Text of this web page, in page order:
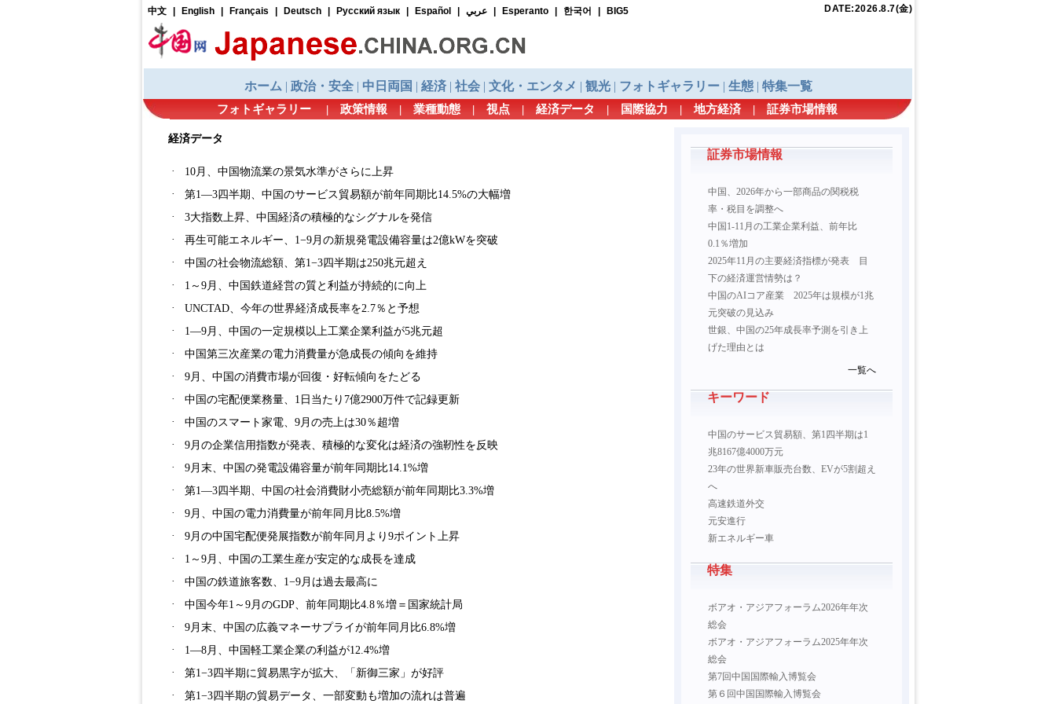
フォトギャラリー | 政策情報 | 業種動態 | 視点 | 経済データ | 国際協力 |地方経済| 証券市場情報
経済データ
·
10月、中国物流業の景気水準がさらに上昇
·
第1―3四半期、中国のサービス貿易額が前年同期比14.5%の大幅増
·
3大指数上昇、中国経済の積極的なシグナルを発信
·
再生可能エネルギー、1−9月の新規発電設備容量は2億kWを突破
·
中国の社会物流総額、第1−3四半期は250兆元超え
·
1～9月、中国鉄道経営の質と利益が持続的に向上
·
UNCTAD、今年の世界経済成長率を2.7％と予想
·
1―9月、中国の一定規模以上工業企業利益が5兆元超
·
中国第三次産業の電力消費量が急成長の傾向を維持
·
9月、中国の消費市場が回復・好転傾向をたどる
·
中国の宅配便業務量、1日当たり7億2900万件で記録更新
·
中国のスマート家電、9月の売上は30％超増
·
9月の企業信用指数が発表、積極的な変化は経済の強靭性を反映
·
9月末、中国の発電設備容量が前年同期比14.1%増
·
第1―3四半期、中国の社会消費財小売総額が前年同期比3.3%増
·
9月、中国の電力消費量が前年同月比8.5%増
·
9月の中国宅配便発展指数が前年同月より9ポイント上昇
·
1～9月、中国の工業生産が安定的な成長を達成
·
中国の鉄道旅客数、1−9月は過去最高に
·
中国今年1～9月のGDP、前年同期比4.8％増＝国家統計局
·
9月末、中国の広義マネーサプライが前年同月比6.8%増
·
1―8月、中国軽工業企業の利益が12.4%増
·
第1−3四半期に貿易黒字が拡大、「新御三家」が好評
·
第1−3四半期の貿易データ、一部変動も増加の流れは普遍
証券市場情報
中国、2026年から一部商品の関税税
率・税目を調整へ
中国1-11月の工業企業利益、前年比
0.1％増加
2025年11月の主要経済指標が発表 目
下の経済運営情勢は？
中国のAIコア産業 2025年は規模が1兆
元突破の見込み
世銀、中国の25年成長率予測を引き上
げた理由とは
一覧へ
キーワード
中国のサービス貿易額、第1四半期は1
兆8167億4000万元
23年の世界新車販売台数、EVが5割超え
へ
高速鉄道外交
元安進行
新エネルギー車
特集
ボアオ・アジアフォーラム2026年年次
総会
ボアオ・アジアフォーラム2025年年次
総会
第7回中国国際輸入博覧会
第６回中国国際輸入博覧会